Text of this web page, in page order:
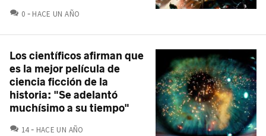
0 COMENTARIOS
HACE UN AÑO
Los científicos afirman que
es la mejor película de
ciencia ficción de la
historia: "Se adelantó
muchísimo a su tiempo"
14 COMENTARIOS
HACE UN AÑO